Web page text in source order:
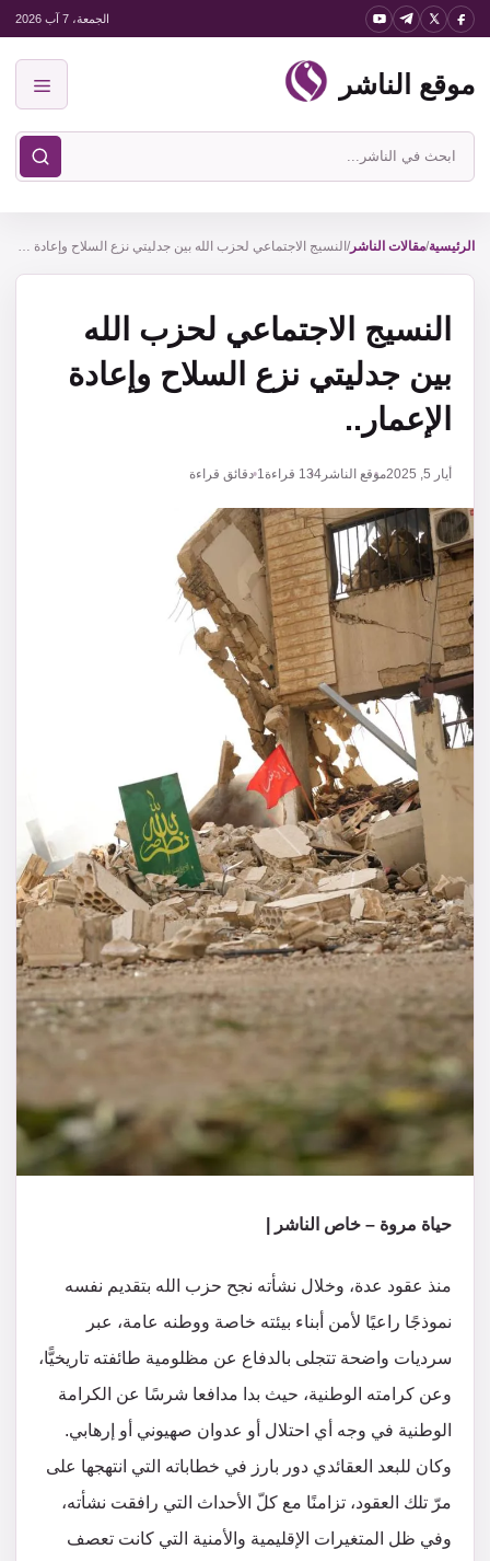
انتقل
المحتوى
الجمعة، 7 آب 2026
موقع الناشر
ابحث
في
الناشر
الرئيسية/مقالات الناشر/ النسيج الاجتماعي لحزب الله بين جدليتي نزع السلاح وإعادة الإعمار..
النسيج الاجتماعي لحزب الله
بين جدليتي نزع السلاح وإعادة
الإعمار..
أيار 5, 2025 موقع الناشر 134 قراءة1 دقائق قراءة
حياة مروة – خاص الناشر |
منذ عقود عدة، وخلال نشأته نجح حزب الله بتقديم نفسه
نموذجًا راعيًا لأمن أبناء بيئته خاصة ووطنه عامة، عبر
سرديات واضحة تتجلى بالدفاع عن مظلومية طائفته تاريخيًّا،
وعن كرامته الوطنية، حيث بدا مدافعا شرسًا عن الكرامة
الوطنية في وجه أي احتلال أو عدوان صهيوني أو إرهابي.
وكان للبعد العقائدي دور بارز في خطاباته التي انتهجها على
مرّ تلك العقود، تزامنًا مع كلّ الأحداث التي رافقت نشأته،
وفي ظل المتغيرات الإقليمية والأمنية التي كانت تعصف